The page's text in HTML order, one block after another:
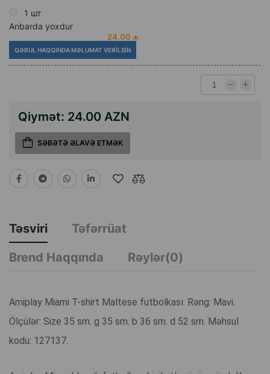
1 шт
Anbarda yoxdur
24.00 ₼
QƏBUL HAQQINDA MƏLUMAT VERILSIN
Qiymət: 24.00 AZN
SƏBƏTƏ ƏLAVƏ ETMƏK
Təsviri
Təfərrüat
Brend Haqqında
Rəylər(0)
Amiplay Miami T-shirt Maltese futbolkası. Rəng: Mavi.
Ölçülər: Size 35 sm. g 35 sm. b 36 sm. d 52 sm. Məhsul
kodu: 127137.